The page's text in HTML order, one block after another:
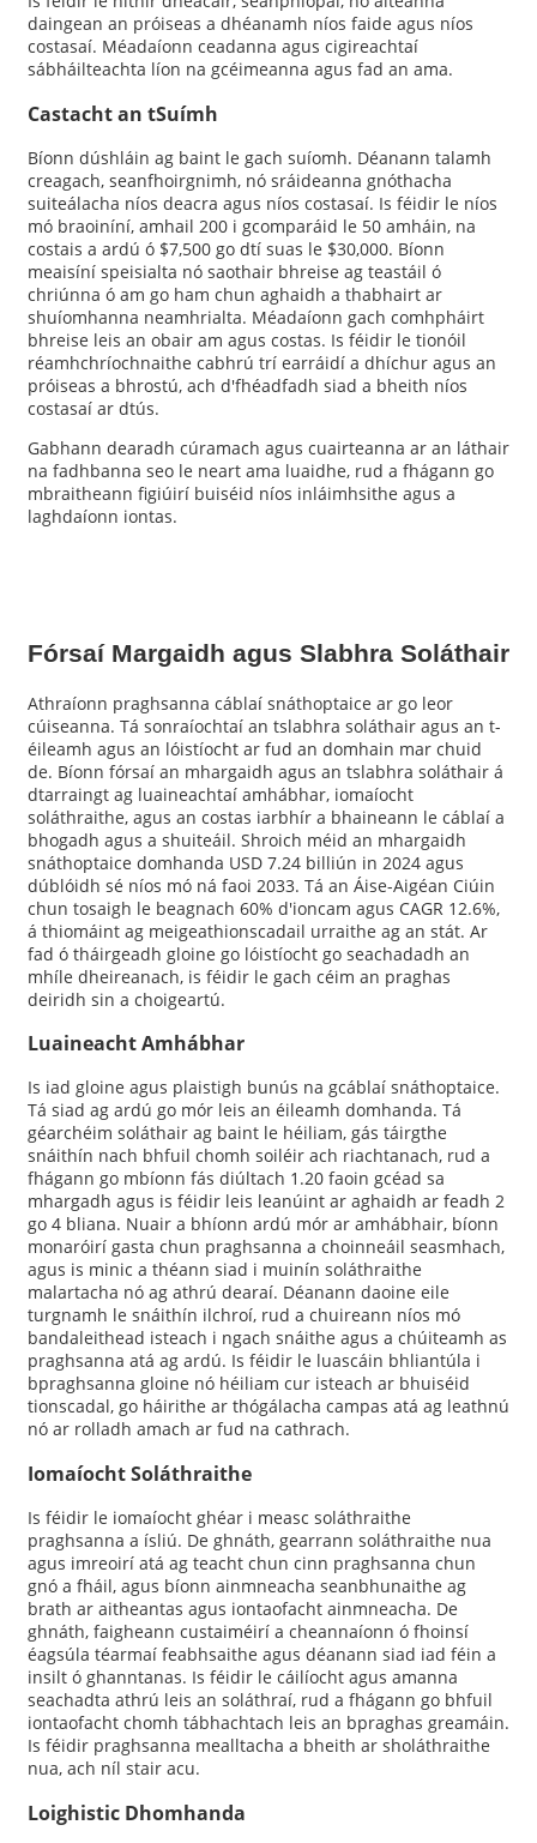
daingean an próiseas a dhéanamh níos faide agus níos
costasaí. Méadaíonn ceadanna agus cigireachtaí
sábháilteachta líon na gcéimeanna agus fad an ama.
Castacht an tSuímh
Bíonn dúshláin ag baint le gach suíomh. Déanann talamh
creagach, seanfhoirgnimh, nó sráideanna gnóthacha
suiteálacha níos deacra agus níos costasaí. Is féidir le níos
mó braoiníní, amhail 200 i gcomparáid le 50 amháin, na
costais a ardú ó $7,500 go dtí suas le $30,000. Bíonn
meaisíní speisialta nó saothair bhreise ag teastáil ó
chriúnna ó am go ham chun aghaidh a thabhairt ar
shuíomhanna neamhrialta. Méadaíonn gach comhpháirt
bhreise leis an obair am agus costas. Is féidir le tionóil
réamhchríochnaithe cabhrú trí earráidí a dhíchur agus an
próiseas a bhrostú, ach d'fhéadfadh siad a bheith níos
costasaí ar dtús.
Gabhann dearadh cúramach agus cuairteanna ar an láthair
na fadhbanna seo le neart ama luaidhe, rud a fhágann go
mbraitheann figiúirí buiséid níos inláimhsithe agus a
laghdaíonn iontas.
Fórsaí Margaidh agus Slabhra Soláthair
Athraíonn praghsanna cáblaí snáthoptaice ar go leor
cúiseanna. Tá sonraíochtaí an tslabhra soláthair agus an t-
éileamh agus an lóistíocht ar fud an domhain mar chuid
de. Bíonn fórsaí an mhargaidh agus an tslabhra soláthair á
dtarraingt ag luaineachtaí amhábhar, iomaíocht
soláthraithe, agus an costas iarbhír a bhaineann le cáblaí a
bhogadh agus a shuiteáil. Shroich méid an mhargaidh
snáthoptaice domhanda USD 7.24 billiún in 2024 agus
dúblóidh sé níos mó ná faoi 2033. Tá an Áise-Aigéan Ciúin
chun tosaigh le beagnach 60% d'ioncam agus CAGR 12.6%,
á thiomáint ag meigeathionscadail urraithe ag an stát. Ar
fad ó tháirgeadh gloine go lóistíocht go seachadadh an
mhíle dheireanach, is féidir le gach céim an praghas
deiridh sin a choigeartú.
Luaineacht Amhábhar
Is iad gloine agus plaistigh bunús na gcáblaí snáthoptaice.
Tá siad ag ardú go mór leis an éileamh domhanda. Tá
géarchéim soláthair ag baint le héiliam, gás táirgthe
snáithín nach bhfuil chomh soiléir ach riachtanach, rud a
fhágann go mbíonn fás diúltach 1.20 faoin gcéad sa
mhargadh agus is féidir leis leanúint ar aghaidh ar feadh 2
go 4 bliana. Nuair a bhíonn ardú mór ar amhábhair, bíonn
monaróirí gasta chun praghsanna a choinneáil seasmhach,
agus is minic a théann siad i muinín soláthraithe
malartacha nó ag athrú dearaí. Déanann daoine eile
turgnamh le snáithín ilchroí, rud a chuireann níos mó
bandaleithead isteach i ngach snáithe agus a chúiteamh as
praghsanna atá ag ardú. Is féidir le luascáin bhliantúla i
bpraghsanna gloine nó héiliam cur isteach ar bhuiséid
tionscadal, go háirithe ar thógálacha campas atá ag leathnú
nó ar rolladh amach ar fud na cathrach.
Iomaíocht Soláthraithe
Is féidir le iomaíocht ghéar i measc soláthraithe
praghsanna a ísliú. De ghnáth, gearrann soláthraithe nua
agus imreoirí atá ag teacht chun cinn praghsanna chun
gnó a fháil, agus bíonn ainmneacha seanbhunaithe ag
brath ar aitheantas agus iontaofacht ainmneacha. De
ghnáth, faigheann custaiméirí a cheannaíonn ó fhoinsí
éagsúla téarmaí feabhsaithe agus déanann siad iad féin a
insilt ó ghanntanas. Is féidir le cáilíocht agus amanna
seachadta athrú leis an soláthraí, rud a fhágann go bhfuil
iontaofacht chomh tábhachtach leis an bpraghas greamáin.
Is féidir praghsanna mealltacha a bheith ar sholáthraithe
nua, ach níl stair acu.
Loighistic Dhomhanda